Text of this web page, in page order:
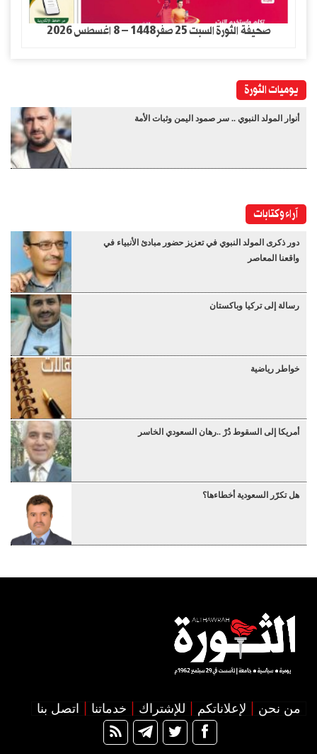
صحيفة الثورة السبت 25 صفر1448 – 8 اغسطس 2026
يوميات الثورة
أنوار المولد النبوي .. سر صمود اليمن وثبات الأمة
آراء وكتابات
دور ذكرى المولد النبوي في تعزيز حضور مبادئ الأنبياء في
واقعنا المعاصر
رسالة إلى تركيا وباكستان
خواطر رياضية
أمريكا إلى السقوط دُرْ ..رهان السعودي الخاسر
هل تكرّر السعودية أخطاءها؟
من نحن لإعلاناتكم للإشتراك خدماتنا اتصل بنا